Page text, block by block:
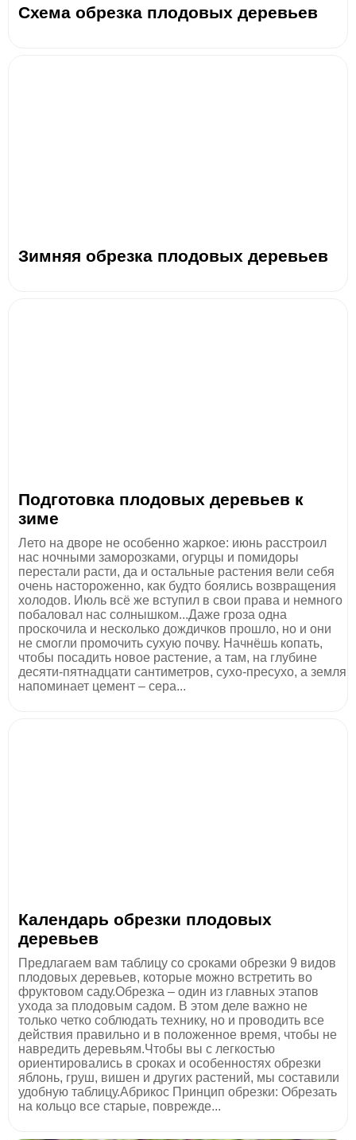
Схема обрезка плодовых деревьев
Зимняя обрезка плодовых деревьев
Подготовка плодовых деревьев к
зиме
Лето на дворе не особенно жаркое: июнь расстроил
нас ночными заморозками, огурцы и помидоры
перестали расти, да и остальные растения вели себя
очень настороженно, как будто боялись возвращения
холодов. Июль всё же вступил в свои права и немного
побаловал нас солнышком...Даже гроза одна
проскочила и несколько дождичков прошло, но и они
не смогли промочить сухую почву. Начнёшь копать,
чтобы посадить новое растение, а там, на глубине
десяти-пятнадцати сантиметров, сухо-пресухо, а земля
напоминает цемент – сера...
Календарь обрезки плодовых
деревьев
Предлагаем вам таблицу со сроками обрезки 9 видов
плодовых деревьев, которые можно встретить во
фруктовом саду.Обрезка – один из главных этапов
ухода за плодовым садом. В этом деле важно не
только четко соблюдать технику, но и проводить все
действия правильно и в положенное время, чтобы не
навредить деревьям.Чтобы вы с легкостью
ориентировались в сроках и особенностях обрезки
яблонь, груш, вишен и других растений, мы составили
удобную таблицу.Абрикос Принцип обрезки: Обрезать
на кольцо все старые, поврежде...